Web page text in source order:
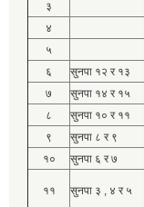
३
४
५
६
सुनपा १२ र १३
७
सुनपा १४ र १५
८
सुनपा १० र ११
९
सुनपा ८ र ९
१०
सुनपा ६ र ७
११ सुनपा ३ , ४ र ५